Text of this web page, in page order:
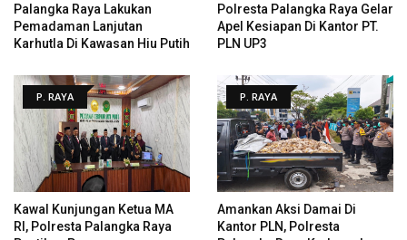
Palangka Raya Lakukan
Pemadaman Lanjutan
Karhutla Di Kawasan Hiu Putih
Polresta Palangka Raya Gelar
Apel Kesiapan Di Kantor PT.
PLN UP3
P. RAYA
Kawal Kunjungan Ketua MA
RI, Polresta Palangka Raya
P. RAYA
Amankan Aksi Damai Di
Kantor PLN, Polresta